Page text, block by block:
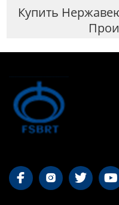
Купить
   